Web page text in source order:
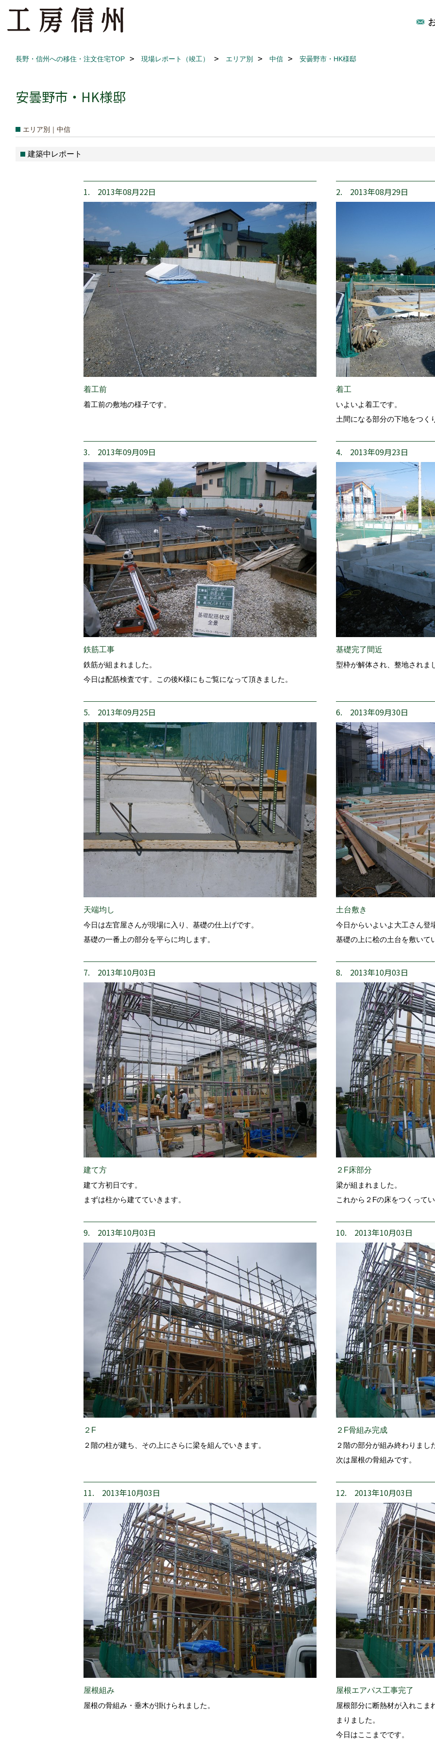
長野・信州への移住・注文住宅TOP 現場レポート（竣工） エリア別 中信 安曇野市・HK様邸
安曇野市・HK様邸
エリア別｜中信
建築中レポート
1. 2013年08月22日
着工前
着工前の敷地の様子です。
2. 2013年08月29日
着工
いよいよ着工です。
土間になる部分の下地をつく
3. 2013年09月09日
鉄筋工事
鉄筋が組まれました。
今日は配筋検査です。この後K様にもご覧になって頂きました。
4. 2013年09月23日
基礎完了間近
型枠が解体され、整地されま
5. 2013年09月25日
天端均し
今日は左官屋さんが現場に入り、基礎の仕上げです。
基礎の一番上の部分を平らに均します。
6. 2013年09月30日
土台敷き
今日からいよいよ大工さん登
基礎の上に桧の土台を敷いて
7. 2013年10月03日
建て方
建て方初日です。
まずは柱から建てていきます。
8. 2013年10月03日
２F床部分
梁が組まれました。
これから２Fの床をつくって
9. 2013年10月03日
２F
２階の柱が建ち、その上にさらに梁を組んでいきます。
10. 2013年10月03日
２F骨組み完成
２階の部分が組み終わりまし
次は屋根の骨組みです。
11. 2013年10月03日
屋根組み
屋根の骨組み・垂木が掛けられました。
12. 2013年10月03日
屋根エアパス工事完了
屋根部分に断熱材が入れこま
まりました。
今日はここまでです。